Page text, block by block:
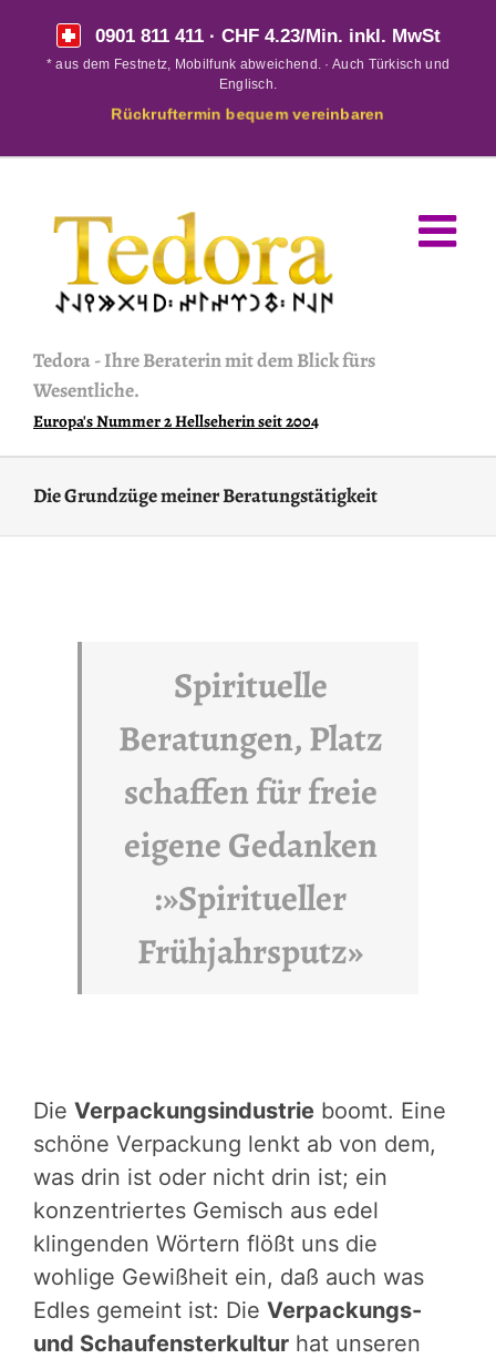
0901 811 411· CHF 4.23/Min. inkl. MwSt
* aus dem Festnetz, Mobilfunk abweichend. · Auch Türkisch und
Englisch.
Rückruftermin bequem vereinbaren
Tedora-Ihre Beraterin mit dem Blick fürs
Wesentliche.
Europa's Nummer 2 Hellseherin seit 2004
Die Grundzüge meiner Beratungstätigkeit
Spirituelle
Beratungen, Platz
schaffen für freie
eigene Gedanken
:»Spiritueller
Frühjahrsputz»
Die Verpackungsindustrie boomt. Eine
schöne Verpackung lenkt ab von dem,
was drin ist oder nicht drin ist; ein
konzentriertes Gemisch aus edel
klingenden Wörtern flößt uns die
wohlige Gewißheit ein, daß auch was
Edles gemeint ist: Die Verpackungs-
und Schaufensterkultur hat unseren